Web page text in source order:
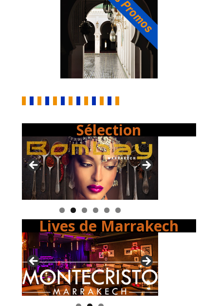
Sélection
Lives de Marrakech